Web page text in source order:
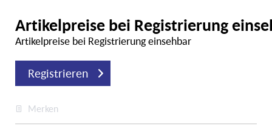
Artikelpreise bei Registrierung
Artikelpreise bei Registrierung einsehbar
Registrieren
Merken